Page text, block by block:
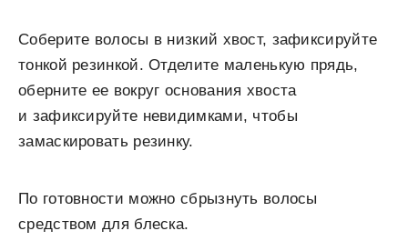
Соберите волосы в низкий хвост, зафиксируйте
тонкой резинкой. Отделите маленькую прядь,
оберните ее вокруг основания хвоста
и зафиксируйте невидимками, чтобы
замаскировать резинку.
По готовности можно сбрызнуть волосы
средством для блеска.